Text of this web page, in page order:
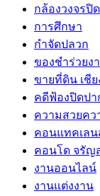
กล้องวงจรปิ
การศึกษา
กำจัดปลวก
ของชำร่วยง
ขายที่ดิน เชีย
คดีฟ้องปิดปา
ความสวยคว
คอนแทคเลน
คอนโด จรัญ
งานออนไลน์
งานแต่งงาน